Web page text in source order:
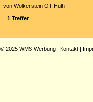
von Wolkenstein OT Huth
1 Treffer
© 2025 WMS-Werbung | Kontakt |